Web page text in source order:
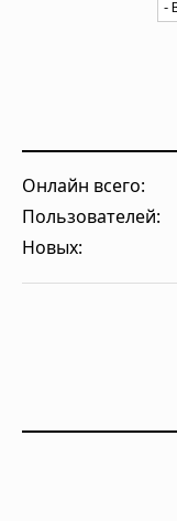
Онлайн всего:
Пользователей:
Новых: